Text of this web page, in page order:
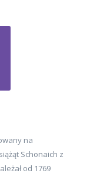
na
Schonaich z
od 1769